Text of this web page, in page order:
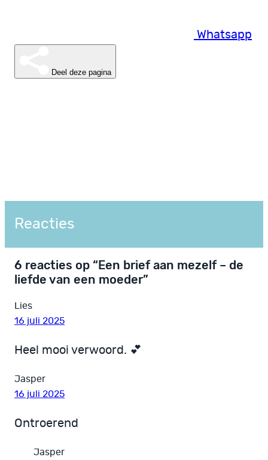
Whatsapp
Deel deze pagina
Reacties
6 reacties op “Een brief aan mezelf – de
liefde van een moeder”
Lies
16 juli 2025
Heel mooi verwoord. 💕
Jasper
16 juli 2025
Ontroerend
Jasper